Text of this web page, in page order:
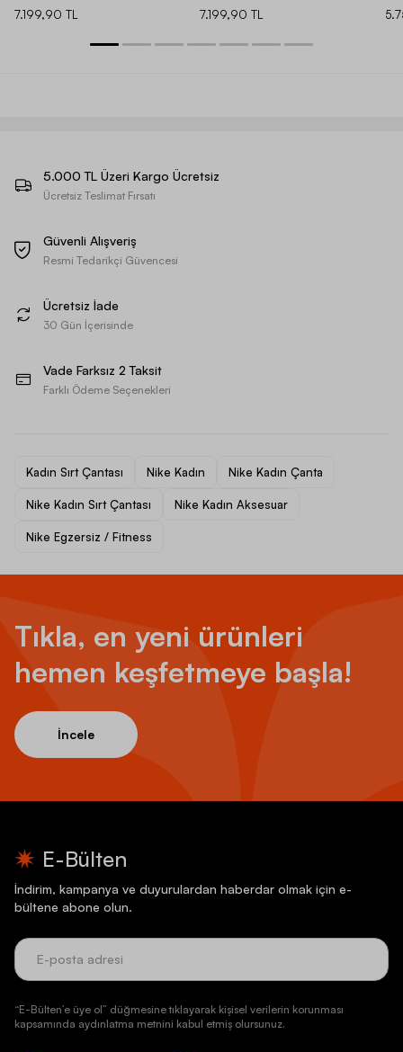
7.199,90 TL 7.199,90 TL
5.000 TL Üzeri Kargo Ücretsiz
Ücretsiz Teslimat Fırsatı
Güvenli Alışveriş
Resmi Tedarikçi Güvencesi
Ücretsiz İade
30 Gün İçerisinde
Vade Farksız 2 Taksit
Farklı Ödeme Seçenekleri
Kadın Sırt Çantası Nike Kadın Nike Kadın Çanta
Nike Kadın Sırt Çantası Nike Kadın Aksesuar
Nike Egzersiz / Fitness
Tıkla, en yeni ürünleri
hemen keşfetmeye başla!
İncele
E-Bülten
İndirim, kampanya ve duyurulardan haberdar olmak için e-
bültene abone olun.
“E-Bülten’e üye ol” düğmesine tıklayarak kişisel verilerin korunması
kapsamında aydınlatma metnini kabul etmiş olursunuz.